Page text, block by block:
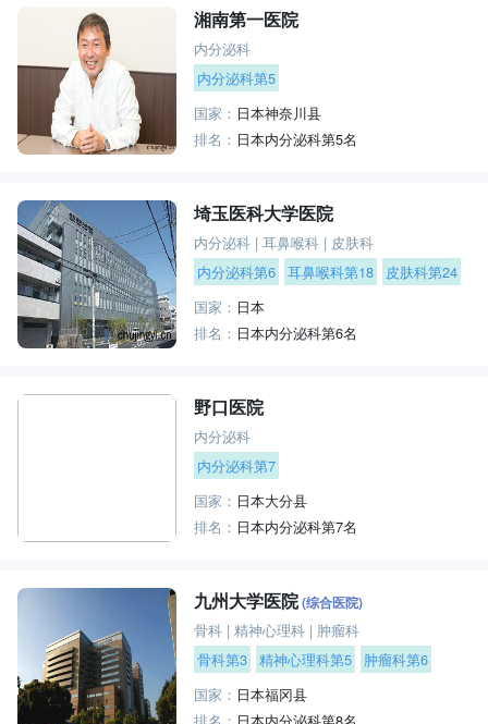
湘南第一医院
内分泌科
内分泌科第5
国家： 日本神奈川县
排名： 日本内分泌科第5名
埼玉医科大学医院
内分泌科 |耳鼻喉科 | 皮肤科
内分泌科第6 耳鼻喉科第18
皮肤科第24
国家： 日本
排名： 日本内分泌科第6名
野口医院
内分泌科
内分泌科第7
国家： 日本大分县
排名： 日本内分泌科第7名
九州大学医院(综合医院)
骨科 |精神心理科 | 肿瘤科
骨科第3 精神心理科第5
肿瘤科第6
国家： 日本福冈县